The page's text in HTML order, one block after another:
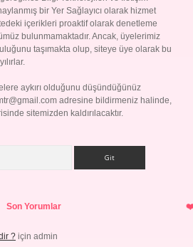
bir Yer Sağlayıcı olarak hizmet
içerikleri proaktif olarak denetleme
bulunmamaktadır. Ancak, üyelerimiz
taşımakta olup, siteye üye olarak bu
aykırı olduğunu düşündüğünüz
adresine bildirmeniz halinde,
sitemizden kaldırılacaktır.
Son Yorumlar
? için admin